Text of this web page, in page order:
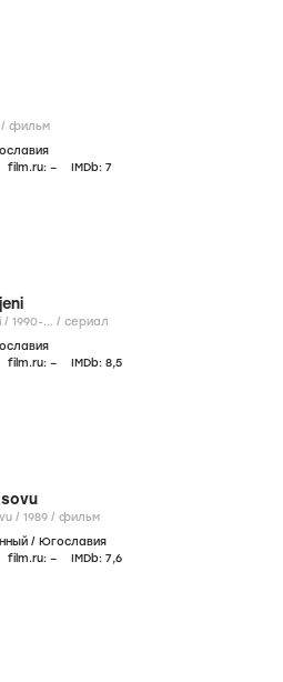
/ фильм
film.ru: – IMDb: 7
Zaboravljeni / 1990-... / сериал
film.ru: – IMDb: 8,5
Boj na Kosovu / 1989 / фильм
/ Югославия
film.ru: – IMDb: 7,6